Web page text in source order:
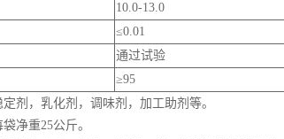
10.0-13.0
≤0.01
通过试验
≥95
剂，乳化剂，调味剂，加工助剂等。
净重25公斤。